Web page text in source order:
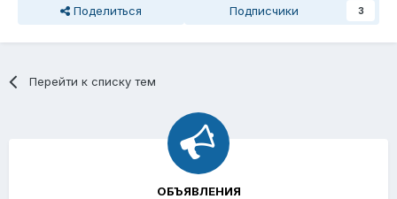
Поделиться Подписчики 3
Перейти к списку тем
ОБЪЯВЛЕНИЯ